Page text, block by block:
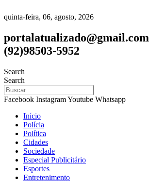
quinta-feira, 06, agosto, 2026
portalatualizado@gmail.com
(92)98503-5952
Search
Search
Facebook InstagramYoutube Whatsapp
Início
Polícia
Política
Cidades
Sociedade
Especial Publicitário
Esportes
Entretenimento